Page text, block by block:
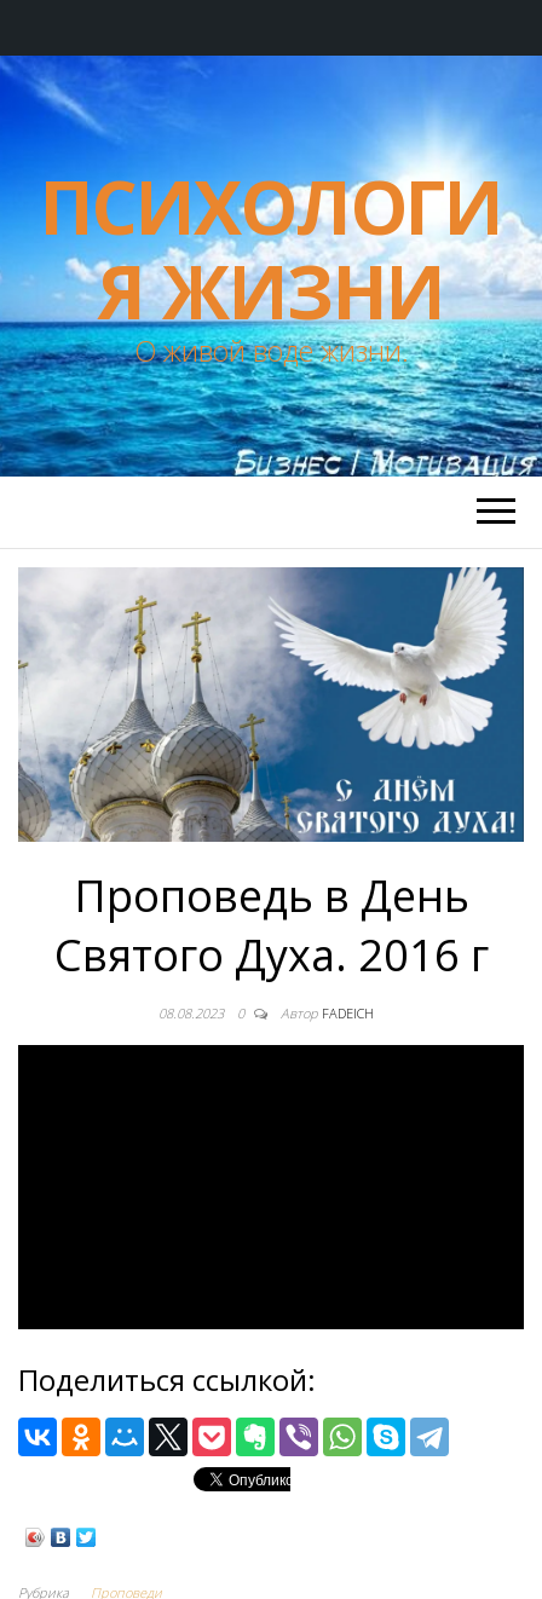
ПСИХОЛОГИ
Я ЖИЗНИ
О живой воде жизни.
Проповедь в День
Святого Духа. 2016 г
08.08.2023 0 Автор FADEICH
Поделиться ссылкой:
Рубрика Проповеди